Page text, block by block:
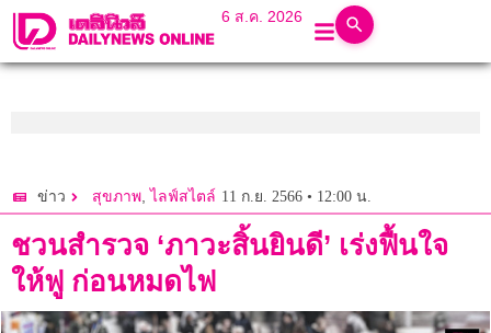
6 ส.ค. 2026
ข่าว สุขภาพ,ไลฟ์สไตล์ 11 ก.ย. 2566 • 12:00 น.
ชวนสำรวจ ‘ภาวะสิ้นยินดี’ เร่งฟื้นใจ
ให้ฟู ก่อนหมดไฟ